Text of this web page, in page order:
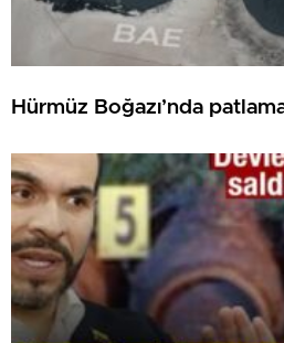
Hürmüz Boğazı’nda